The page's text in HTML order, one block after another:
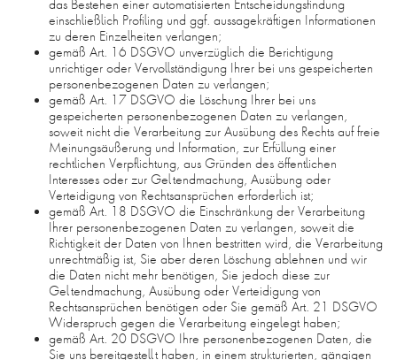
das Bestehen einer automatisierten Entscheidungsfindung
einschließlich Profiling und ggf. aussagekräftigen Informationen
zu deren Einzelheiten verlangen;
gemäß Art. 16 DSGVO unverzüglich die Berichtigung
unrichtiger oder Vervollständigung Ihrer bei uns gespeicherten
personenbezogenen Daten zu verlangen;
gemäß Art. 17 DSGVO die Löschung Ihrer bei uns
gespeicherten personenbezogenen Daten zu verlangen,
soweit nicht die Verarbeitung zur Ausübung des Rechts auf freie
Meinungsäußerung und Information, zur Erfüllung einer
rechtlichen Verpflichtung, aus Gründen des öffentlichen
Interesses oder zur Geltendmachung, Ausübung oder
Verteidigung von Rechtsansprüchen erforderlich ist;
gemäß Art. 18 DSGVO die Einschränkung der Verarbeitung
Ihrer personenbezogenen Daten zu verlangen, soweit die
Richtigkeit der Daten von Ihnen bestritten wird, die Verarbeitung
unrechtmäßig ist, Sie aber deren Löschung ablehnen und wir
die Daten nicht mehr benötigen, Sie jedoch diese zur
Geltendmachung, Ausübung oder Verteidigung von
Rechtsansprüchen benötigen oder Sie gemäß Art. 21 DSGVO
Widerspruch gegen die Verarbeitung eingelegt haben;
gemäß Art. 20 DSGVO Ihre personenbezogenen Daten, die
Sie uns bereitgestellt haben, in einem strukturierten, gängigen